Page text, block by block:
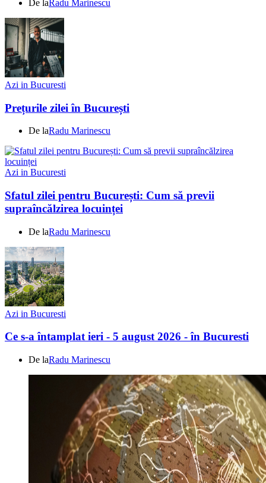
De la Radu Marinescu
Azi in Bucuresti
Prețurile zilei în București
De laRadu Marinescu
Azi in Bucuresti
Sfatul zilei pentru București: Cum să previi
supraîncălzirea locuinței
De laRadu Marinescu
Azi in Bucuresti
Ce s-a întamplat ieri - 5 august 2026 - în Bucuresti
De laRadu Marinescu